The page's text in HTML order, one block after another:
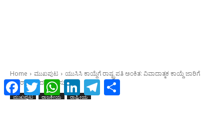
Facebook
TwitterWhatsAppLinkedInTelegram